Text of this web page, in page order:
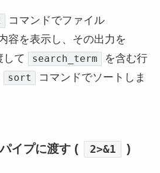
コマンドでファイル
容を表示し、その出力を
して search_term
を含む行
sort
コマンドでソートしま
イプに渡す ( 2>&1 )